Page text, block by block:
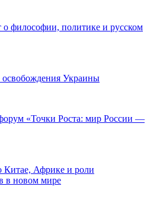
о философии, политике и русском
Украины
«Точки Роста: мир России —
Китае, Африке и роли
в новом мире